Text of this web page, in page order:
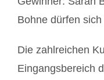
Bohne dürfen
Die zahlreichen
Eingangsbereich